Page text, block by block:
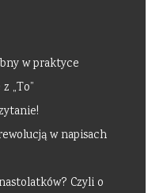
w praktyce
„To”
w napisach
Czyli o